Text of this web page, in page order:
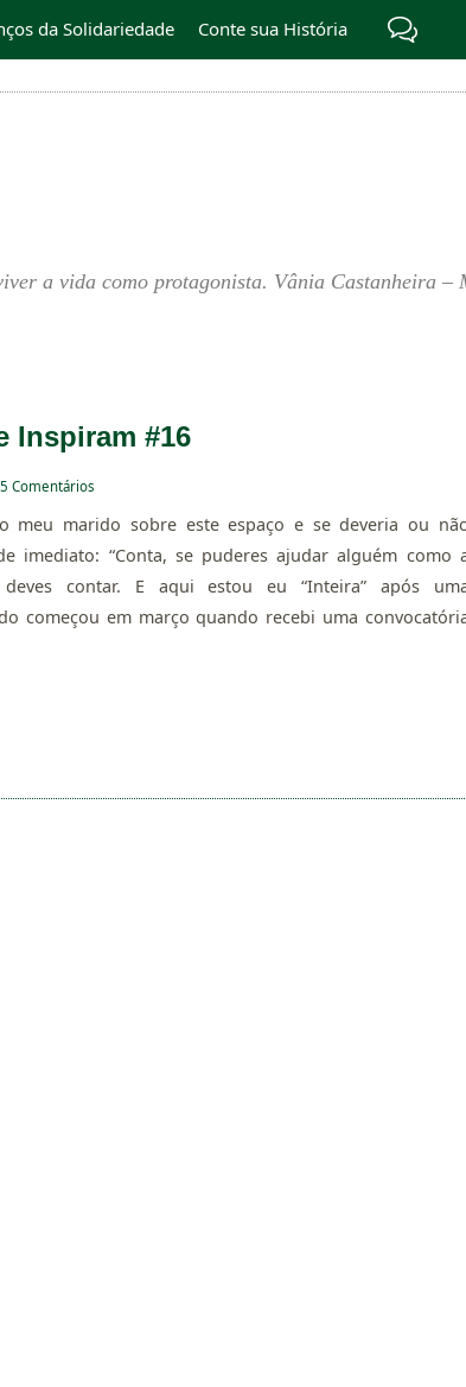
da Solidariedade Conte sua História
a vida como protagonista. Vânia Castanheira
Inspiram #16
5 Comentários
meu marido sobre este espaço e se deveria ou
imediato: “Conta, se puderes ajudar alguém como
contar. E aqui estou eu “Inteira” após
começou em março quando recebi uma